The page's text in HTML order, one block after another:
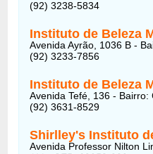
(92) 3238-5834
Instituto de Beleza
Avenida Ayrão, 1036 B -
(92) 3233-7856
Instituto de Beleza
Avenida Tefé, 136 -
(92) 3631-8529
Shirlley's Instituto
Avenida Professor Nilton